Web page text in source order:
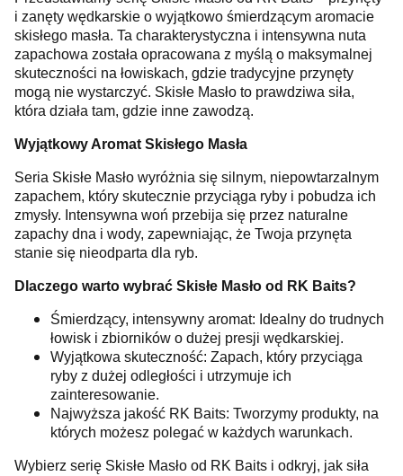
i zanęty wędkarskie o wyjątkowo śmierdzącym aromacie
skisłego masła. Ta charakterystyczna i intensywna nuta
zapachowa została opracowana z myślą o maksymalnej
skuteczności na łowiskach, gdzie tradycyjne przynęty
mogą nie wystarczyć. Skisłe Masło to prawdziwa siła,
która działa tam, gdzie inne zawodzą.
Wyjątkowy Aromat Skisłego Masła
Seria Skisłe Masło wyróżnia się silnym, niepowtarzalnym
zapachem, który skutecznie przyciąga ryby i pobudza ich
zmysły. Intensywna woń przebija się przez naturalne
zapachy dna i wody, zapewniając, że Twoja przynęta
stanie się nieodparta dla ryb.
Dlaczego warto wybrać Skisłe Masło od RK Baits?
Śmierdzący, intensywny aromat: Idealny do trudnych
łowisk i zbiorników o dużej presji wędkarskiej.
Wyjątkowa skuteczność: Zapach, który przyciąga
ryby z dużej odległości i utrzymuje ich
zainteresowanie.
Najwyższa jakość RK Baits: Tworzymy produkty, na
których możesz polegać w każdych warunkach.
Wybierz serię Skisłe Masło od RK Baits i odkryj, jak siła